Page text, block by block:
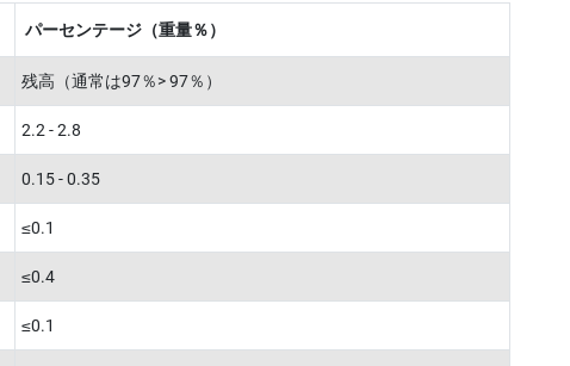
パーセンテージ（重量％）
残高（通常は97％> 97％）
2.2 - 2.8
0.15 - 0.35
≤0.1
≤0.4
≤0.1